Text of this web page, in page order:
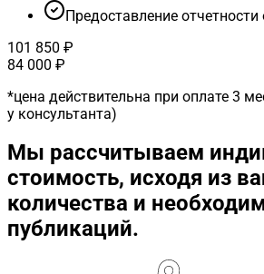
Предоставление отчетности
101 850 ₽
84 000 ₽
*цена действительна при оплате 3
у консультанта)
Мы рассчитываем
стоимость, исходя из
количества и
публикаций.